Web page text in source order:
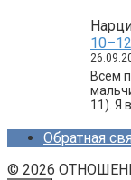
Всем
11). Я
Обратная
© 2026